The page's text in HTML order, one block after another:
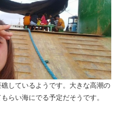
しているようです。大きな高潮の
らい海にでる予定だそうです。